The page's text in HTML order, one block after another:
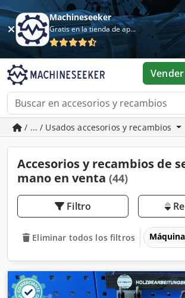
Machineseeker
Gratis en la tienda de aplicaciones
Vender
/ ... / Usados accesorios y recambios
Accesorios y recambios de
mano en venta (44)
Filtro
Eliminar todos los filtros